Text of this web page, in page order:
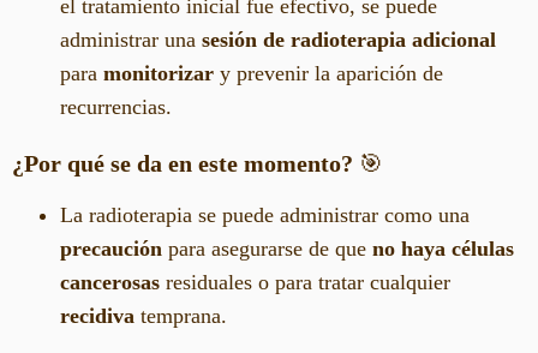
el tratamiento inicial fue efectivo, se puede
administrar una sesión de radioterapia adicional
para monitorizar y prevenir la aparición de
recurrencias.
¿Por qué se da en este momento? 🎯
La radioterapia se puede administrar como una
precaución para asegurarse de que no haya células
cancerosas residuales o para tratar cualquier
recidiva temprana.